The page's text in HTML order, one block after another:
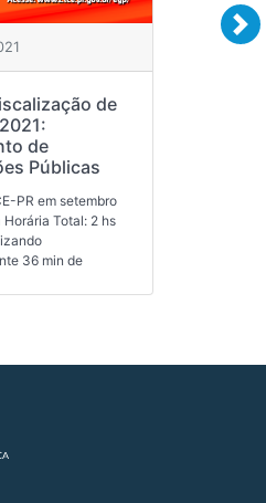
de
de
Públicas
PR em setembro
Horária Total: 2 hs
36 min de